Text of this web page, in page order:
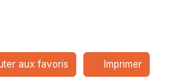
aux favoris Imprimer